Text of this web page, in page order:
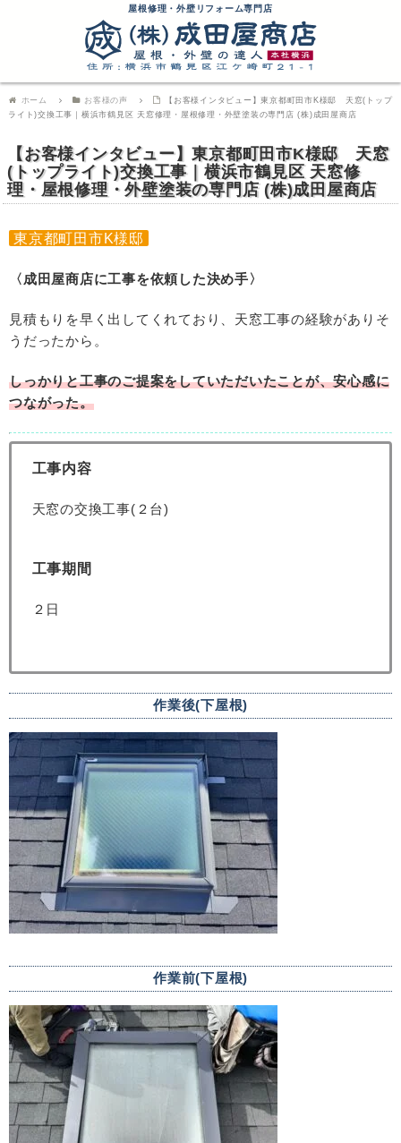
屋根修理・外壁リフォーム専門店
ホーム お客様の声
【お客様インタビュー】東京都町田市K様邸 天窓(トップ
ライト)交換工事｜横浜市鶴見区 天窓修理・屋根修理・外壁塗装の専門店 (株)成田屋商店
【お客様インタビュー】東京都町田市K様邸 天窓
(トップライト)交換工事｜横浜市鶴見区 天窓修
理・屋根修理・外壁塗装の専門店 (株)成田屋商店
東京都町田市K様邸
〈成田屋商店に工事を依頼した決め手〉
見積もりを早く出してくれており、天窓工事の経験がありそ
うだったから。
しっかりと工事のご提案をしていただいたことが、安心感に
つながった。
工事内容
天窓の交換工事(２台)
工事期間
２日
作業後(下屋根)
作業前(下屋根)